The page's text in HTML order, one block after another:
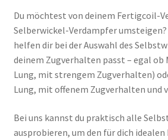
Du möchtest von deinem Fertigcoil-
Selberwickel-Verdampfer
helfen dir bei der Auswahl des
deinem Zugverhalten passt – egal
Lung, mit strengem Zugverhalten)
Lung, mit offenem Zugverhalten und
Bei uns kannst du praktisch alle
ausprobieren, um den für dich